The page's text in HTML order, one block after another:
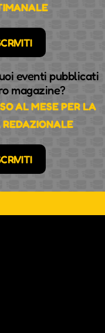
eventi pubblicati
magazine?
AL MESE PER LA
REDAZIONALE